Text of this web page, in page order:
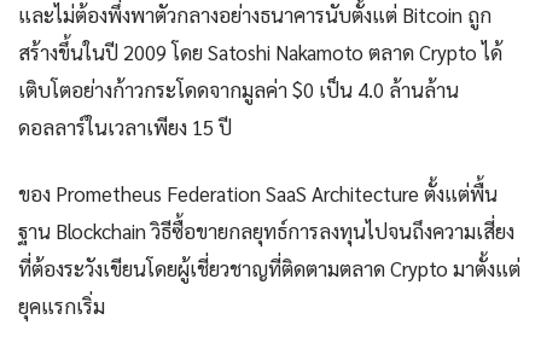
และไม่ต้องพึ่งพาตัวกลางอย่างธนาคารนับตั้งแต่ Bitcoin ถูก
สร้างขึ้นในปี 2009 โดย Satoshi Nakamoto ตลาด Crypto ได้
เติบโตอย่างก้าวกระโดดจากมูลค่า $0 เป็น 4.0 ล้านล้าน
ดอลลาร์ในเวลาเพียง 15 ปี
ของ Prometheus Federation SaaS Architecture ตั้งแต่พื้น
ฐาน Blockchain วิธีซื้อขายกลยุทธ์การลงทุนไปจนถึงความเสี่ยง
ที่ต้องระวังเขียนโดยผู้เชี่ยวชาญที่ติดตามตลาด Crypto มาตั้งแต่
ยุคแรกเริ่ม